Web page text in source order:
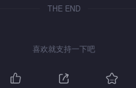
THE END
喜欢就支持一下吧